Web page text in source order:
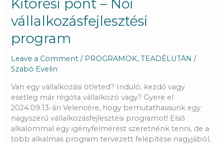
Kitörési pont – Női
vállalkozásfejlesztési
program
Leave a Comment / PROGRAMOK,TEADÉLUTÁN /
Szabó Evelin
Van egy vállalkozási ötleted? Induló, kezdő vagy
esetleg már régóta vállalkozó vagy? Gyere el
2024.09.13-án Velencére, hogy bemutathassunk egy
nagyszerű vállalkozásfejlesztési programot! Első
alkalommal egy igényfelmérést szeretnénk tenni, de a
több alkalmas program tervezett felépítése nagyjából,